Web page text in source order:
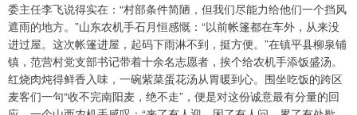
委主任李飞说得实在：“村部条件简陋，但我们尽能力给他们一个挡风
遮雨的地方。”山东农机手石月恒感慨：“以前帐篷都在车外，从来没
进过屋。这次帐篷进屋，起码下雨淋不到，挺方便。”在镇平县柳泉铺
镇，范营村党支部书记带着十余名志愿者，挨个给农机手添饭盛汤。
红烧肉炖得鲜香入味，一碗紫菜蛋花汤从胃暖到心。围坐吃饭的跨区
麦客们一句“收不完南阳麦，绝不走”，便是对这份诚意最有分量的回